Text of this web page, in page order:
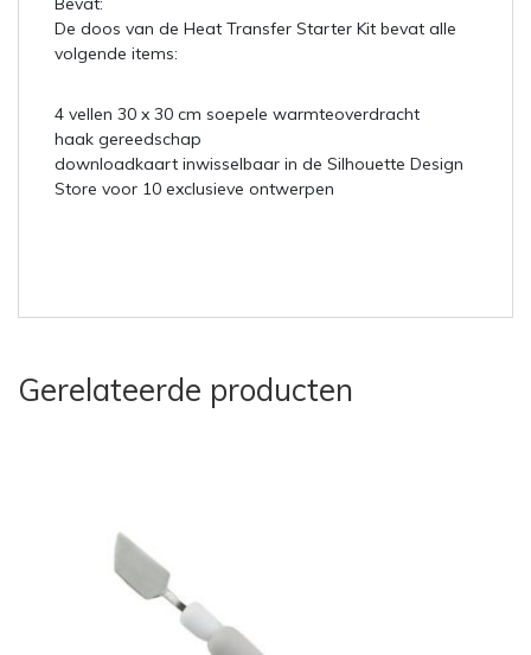
De doos van de Heat Transfer Starter Kit bevat alle
volgende items:
4 vellen 30 x 30 cm soepele warmteoverdracht
haak gereedschap
downloadkaart inwisselbaar in de Silhouette Design
Store voor 10 exclusieve ontwerpen
Gerelateerde producten